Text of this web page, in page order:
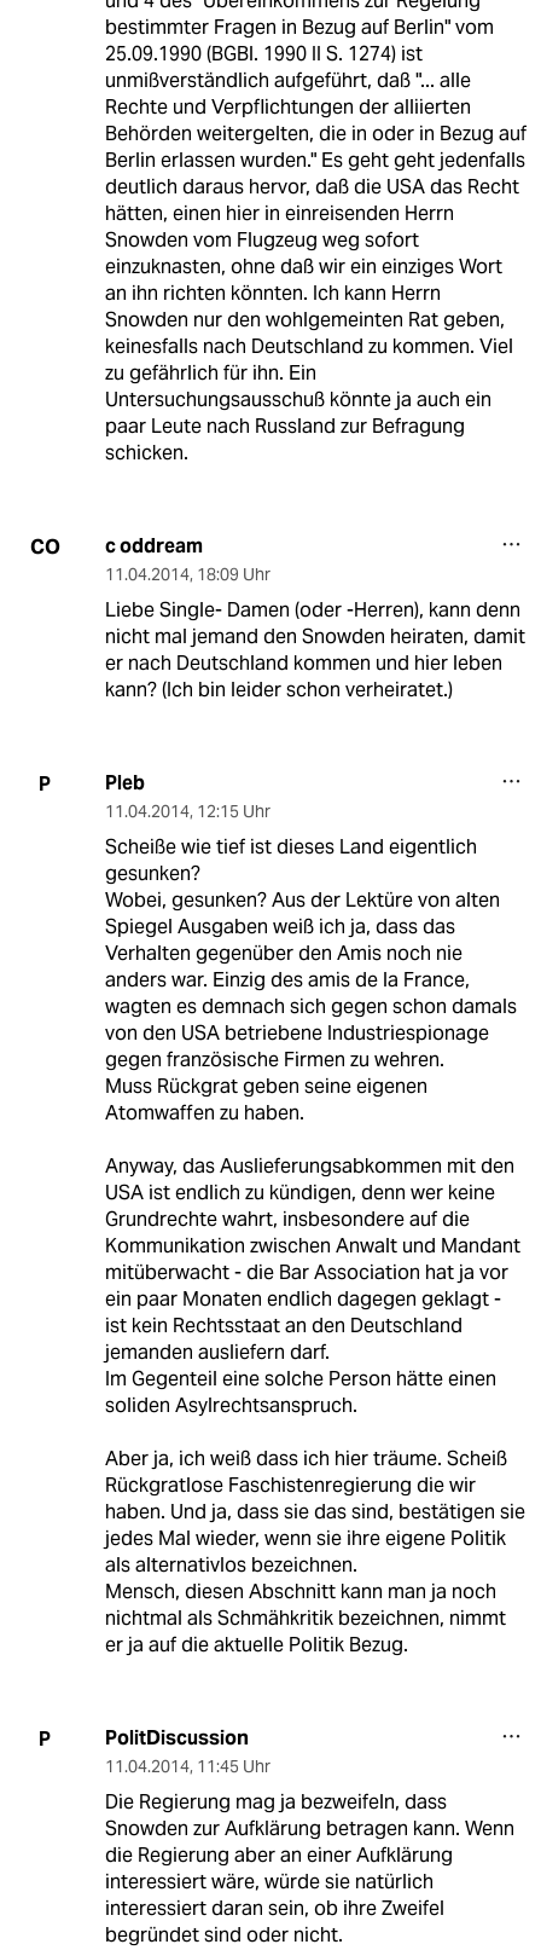
bestimmter Fragen in Bezug auf Berlin" vom
25.09.1990 (BGBl. 1990 II S. 1274) ist
unmißverständlich aufgeführt, daß "... alle
Rechte und Verpflichtungen der alliierten
Behörden weitergelten, die in oder in Bezug auf
Berlin erlassen wurden." Es geht geht jedenfalls
deutlich daraus hervor, daß die USA das Recht
hätten, einen hier in einreisenden Herrn
Snowden vom Flugzeug weg sofort
einzuknasten, ohne daß wir ein einziges Wort
an ihn richten könnten. Ich kann Herrn
Snowden nur den wohlgemeinten Rat geben,
keinesfalls nach Deutschland zu kommen. Viel
zu gefährlich für ihn. Ein
Untersuchungsausschuß könnte ja auch ein
paar Leute nach Russland zur Befragung
schicken.
CO c oddream
11.04.2014, 18:09 Uhr
Liebe Single- Damen (oder -Herren), kann denn
nicht mal jemand den Snowden heiraten, damit
er nach Deutschland kommen und hier leben
kann? (Ich bin leider schon verheiratet.)
P Pleb
11.04.2014, 12:15 Uhr
Scheiße wie tief ist dieses Land eigentlich
gesunken?
Wobei, gesunken? Aus der Lektüre von alten
Spiegel Ausgaben weiß ich ja, dass das
Verhalten gegenüber den Amis noch nie
anders war. Einzig des amis de la France,
wagten es demnach sich gegen schon damals
von den USA betriebene Industriespionage
gegen französische Firmen zu wehren.
Muss Rückgrat geben seine eigenen
Atomwaffen zu haben.
Anyway, das Auslieferungsabkommen mit den
USA ist endlich zu kündigen, denn wer keine
Grundrechte wahrt, insbesondere auf die
Kommunikation zwischen Anwalt und Mandant
mitüberwacht - die Bar Association hat ja vor
ein paar Monaten endlich dagegen geklagt -
ist kein Rechtsstaat an den Deutschland
jemanden ausliefern darf.
Im Gegenteil eine solche Person hätte einen
soliden Asylrechtsanspruch.
Aber ja, ich weiß dass ich hier träume. Scheiß
Rückgratlose Faschistenregierung die wir
haben. Und ja, dass sie das sind, bestätigen sie
jedes Mal wieder, wenn sie ihre eigene Politik
als alternativlos bezeichnen.
Mensch, diesen Abschnitt kann man ja noch
nichtmal als Schmähkritik bezeichnen, nimmt
er ja auf die aktuelle Politik Bezug.
P PolitDiscussion
11.04.2014, 11:45 Uhr
Die Regierung mag ja bezweifeln, dass
Snowden zur Aufklärung betragen kann. Wenn
die Regierung aber an einer Aufklärung
interessiert wäre, würde sie natürlich
interessiert daran sein, ob ihre Zweifel
begründet sind oder nicht.